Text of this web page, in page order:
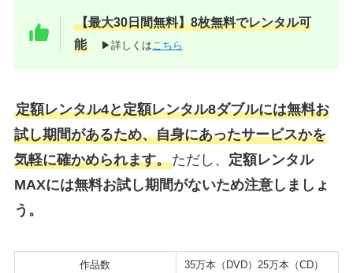
【最大30日間無料】8枚無料でレンタル可
能
▶詳しくは こちら
定額レンタル4と定額レンタル8ダブルには無料お
試し期間があるため、自身にあったサービスかを
気軽に確かめられます。ただし、 定額レンタル
MAXには無料お試し期間がないため注意しましょ
う。
作品数 35万本（DVD）25万本（CD）